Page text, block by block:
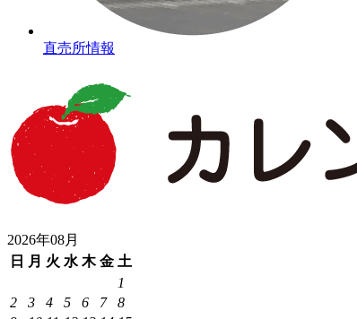
直売所情報
2026年08月
日
月 火 水 木 金 土
1
2
3 4 5 6 7
8